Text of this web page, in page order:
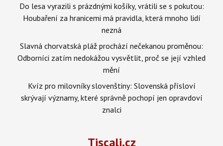
Do lesa vyrazili s prázdnými košíky, vrátili se s pokutou:
Houbaření za hranicemi má pravidla, která mnoho lidí
nezná
Slavná chorvatská pláž prochází nečekanou proměnou:
Odborníci zatím nedokážou vysvětlit, proč se její vzhled
mění
Kvíz pro milovníky slovenštiny: Slovenská přísloví
skrývají významy, které správně pochopí jen opravdoví
znalci
Tiscali.cz